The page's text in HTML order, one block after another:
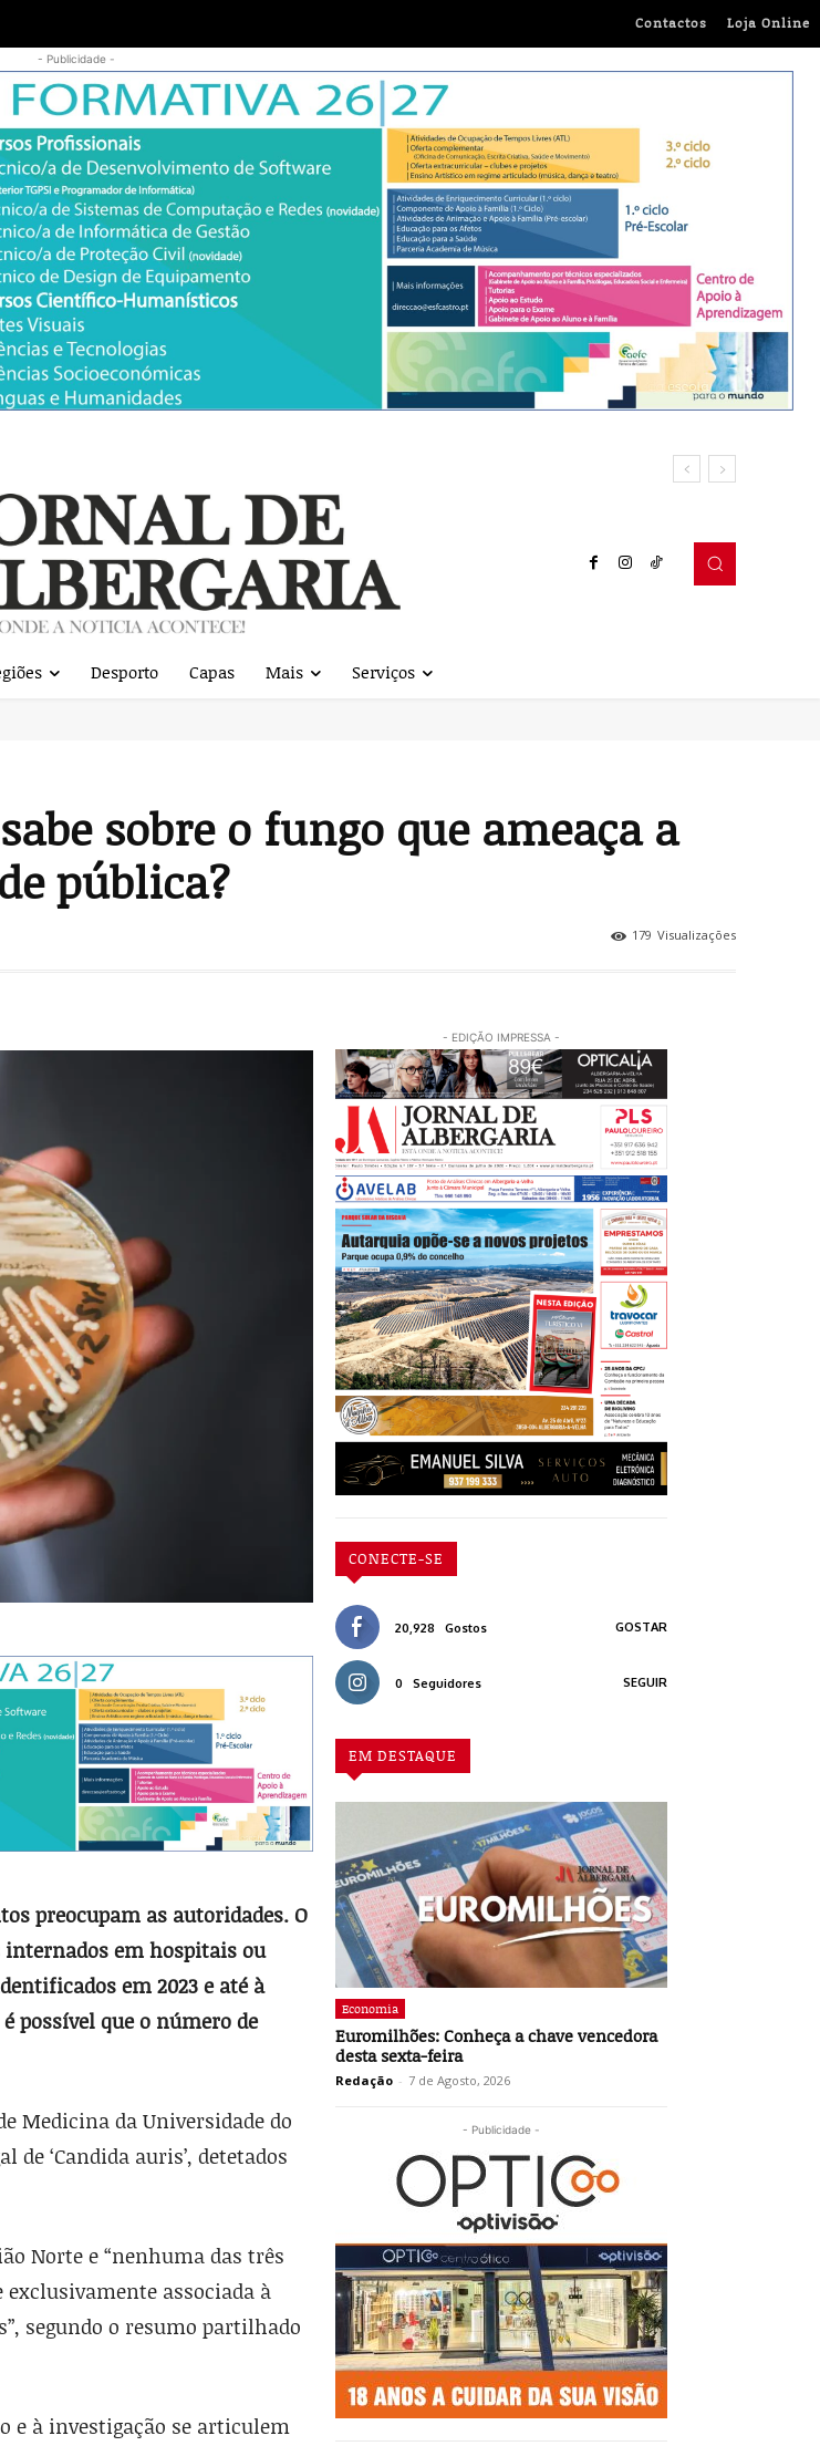
Contactos Loja Online
- Publicidade -
Desporto Capas Mais Serviços
sobre o fungo que ameaça a
pública?
179 Visualizações
preocupam as autoridades. O
internados em hospitais ou
em 2023 e até à
possível que o número de
Medicina da Universidade do
‘Candida auris’, detetados
Norte e “nenhuma das três
exclusivamente associada à
segundo o resumo partilhado
e à investigação se articulem
- EDIÇÃO IMPRESSA -
CONECTE-SE
20,928 Gostos GOSTAR
0 Seguidores SEGUIR
EM DESTAQUE
Economia
Euromilhões: Conheça a chave vencedora
desta sexta-feira
Redação - 7 de Agosto, 2026
- Publicidade -